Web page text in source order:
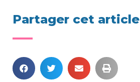
Partager cet article